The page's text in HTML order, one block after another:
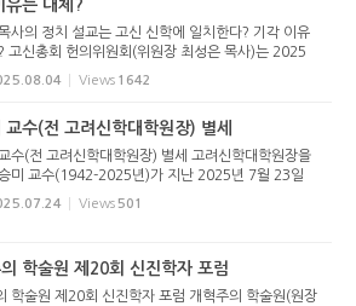
유는 대체?
사의 정치 설교는 고신 신학에 일치한다? 기각 이유
고신총회 헌의위원회(위원장 최성은 목사)는 2025
일(화) 오후 총회회관에서 모임을 열고, 각 노회와
올라온 제75회 고신총회 상정 안건을 점검했다. 이
Views 1642
교수(전 고려신학대학원장) 별세
수(전 고려신학대학원장) 별세 고려신학대학원장을
미 교수(1942-2025년)가 지난 2025년 7월 23일
83세로 별세했다. 7월 25일(금) 오전 6시 30분 발
장지는 천안추모공원이다. 유족으로는 배우자 서덕희
Views 501
학술원 제20회 신진학자 포럼
학술원 제20회 신진학자 포럼 개혁주의 학술원(원장